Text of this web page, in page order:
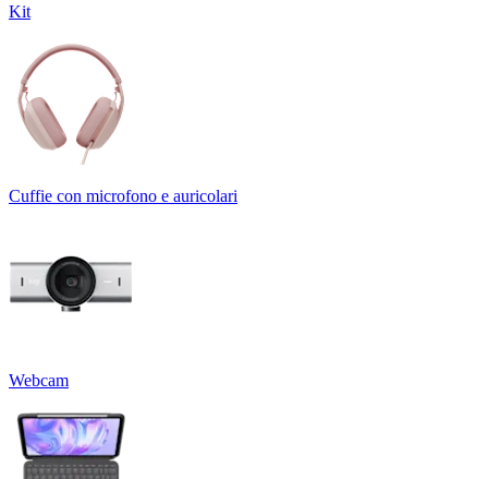
Kit
Cuffie con microfono e auricolari
Webcam